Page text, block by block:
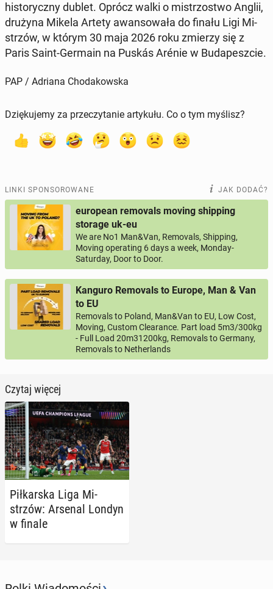
hi­sto­rycz­ny dublet. Oprócz walki o mi­strzo­stwo Anglii,
drużyna Mikela Artety awan­so­wa­ła do finału Ligi Mi­
strzów, w którym 30 maja 2026 roku zmierzy się z
Paris Saint-Germain na Puskás Arénie w Bu­da­pesz­cie.
PAP / Adriana Chodakowska
Dziękujemy za przeczytanie artykułu. Co o tym myślisz?
LINKI SPONSOROWANE JAK DODAĆ?
european removals moving shipping
storage uk-eu
We are No1 Man&Van, Removals, Shipping,
Moving operating 6 days a week, Monday-
Saturday, Door to Door.
Kanguro Removals to Europe, Man & Van
to EU
Removals to Poland, Man&Van to EU, Low Cost,
Moving, Custom Clearance. Part load 5m3/300kg
- Full Load 20m31200kg, Removals to Germany,
Removals to Netherlands
Czytaj więcej
Pił­kar­ska Liga Mi­
strzów: Arsenal Londyn
w finale